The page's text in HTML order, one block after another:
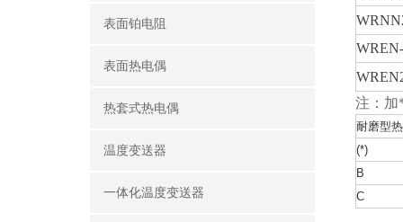
表面铂电阻
表面热电偶
热套式热电偶
温度变送器
一体化温度变送器
注：加
耐磨型
(*)
B
C